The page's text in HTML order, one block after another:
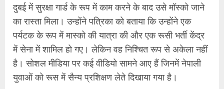
दुबई में सुरक्षा गार्ड के रूप में काम करने के बाद उसे मॉस्को जाने
का रास्ता मिला। उन्होंने पत्रिका को बताया कि उन्होंने एक
पर्यटक के रूप में मास्को की यात्रा की और एक रूसी भर्ती केंद्र
में सेना में शामिल हो गए। लेकिन वह निश्चित रूप से अकेला नहीं
है। सोशल मीडिया पर कई वीडियो सामने आए हैं जिनमें नेपाली
युवाओं को रूस में सैन्य प्रशिक्षण लेते दिखाया गया है।